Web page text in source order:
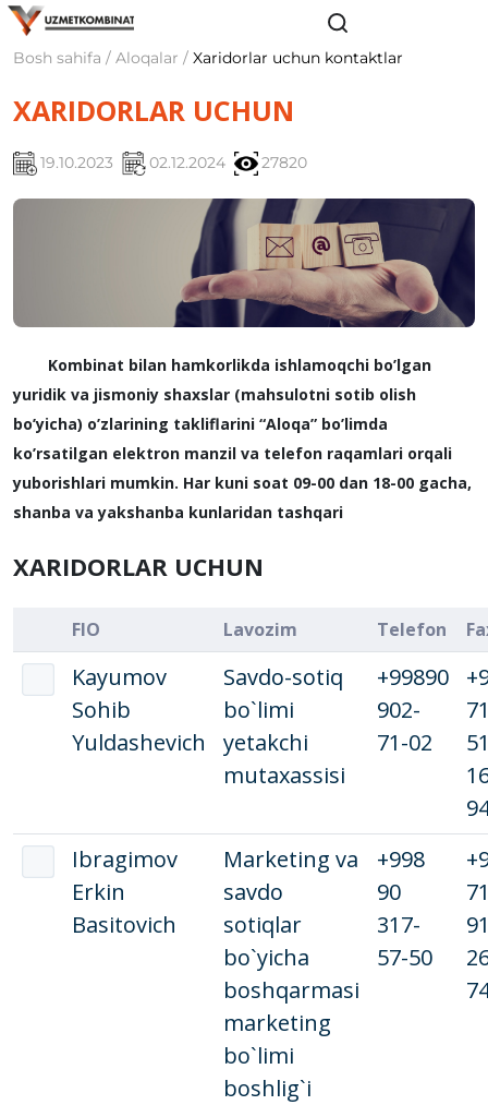
Bosh sahifa / Aloqalar / Xaridorlar uchun kontaktlar
XARIDORLAR UCHUN
19.10.2023 02.12.2024 27820
Kombinat bilan hamkorlikda ishlamoqchi bo’lgan
yuridik va jismoniy shaxslar (mahsulotni sotib olish
bo’yicha) o’zlarining takliflarini “Aloqa” bo’limda
ko’rsatilgan elеktron manzil va tеlеfon raqamlari orqali
yuborishlari mumkin. Har kuni soat 09-00 dan 18-00 gacha,
shanba va yakshanba kunlaridan tashqari
XARIDORLAR UCHUN
FIO Lavozim Telefon
Kayumov
Sohib
Yuldashevich
Savdo-sotiq
bo`limi
yetakchi
mutaxassisi
+99890
902-
71-02
Ibragimov
Erkin
Basitovich
Marketing va
savdo
sotiqlar
bo`yicha
boshqarmasi
marketing
bo`limi
boshlig`i
+998
90
317-
57-50